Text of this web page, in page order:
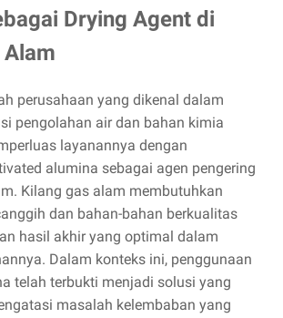
Drying Agent di
Alam
perusahaan yang dikenal dalam
pengolahan air dan bahan kimia
layanannya dengan
alumina sebagai agen pengering
Kilang gas alam membutuhkan
dan bahan-bahan berkualitas
hasil akhir yang optimal dalam
Dalam konteks ini, penggunaan
telah terbukti menjadi solusi yang
masalah kelembaban yang